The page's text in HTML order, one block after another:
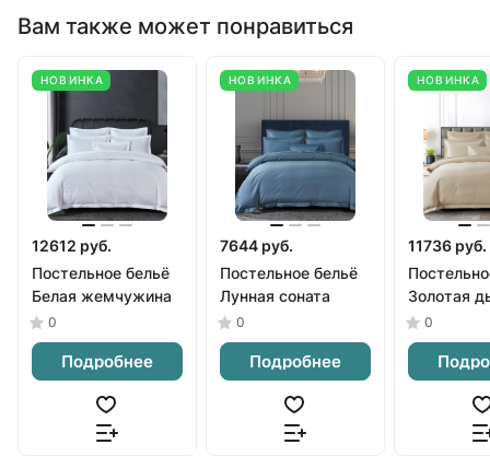
Вам также может понравиться
НОВИНКА
12612 руб.
Постельное бельё
Белая жемчужина
0
Подробнее
НОВИНКА
7644 руб.
Постельное бельё
Лунная соната
0
Подробнее
НОВИНКА
11736 руб.
Золотая
0